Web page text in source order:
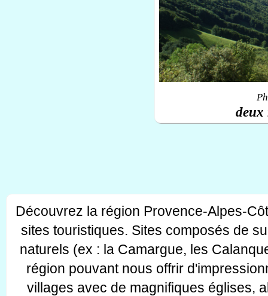
deux
Découvrez la région Provence-Alpes-
sites touristiques. Sites composés de
naturels (ex : la Camargue, les
région pouvant nous offrir
villages avec de magnifiques églises,